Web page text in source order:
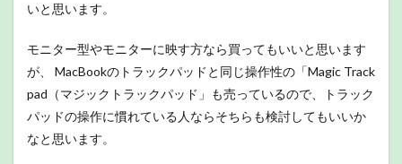
いと思います。
モニター型やモニターに映す方なら買ってもいいと思います
が、 MacBookのトラックパッドと同じ操作性の「Magic Track
pad（マジックトラックパッド」も売っているので、トラック
パッドの操作に慣れている人ならそちらも検討してもいいか
なと思います。